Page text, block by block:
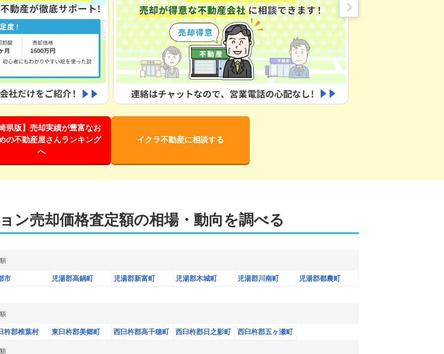
県版】売却実績が豊富なお
の不動産屋さんランキング
へ
イクラ不動産に相談する
ン売却価格査定額の相場・動向を調べる
市 児湯郡高鍋町 児湯郡新富町 児湯郡木城町 児湯郡川南町 児湯郡都農町
杵郡椎葉村 東臼杵郡美郷町 西臼杵郡高千穂町 西臼杵郡日之影町 西臼杵郡五ヶ瀬町